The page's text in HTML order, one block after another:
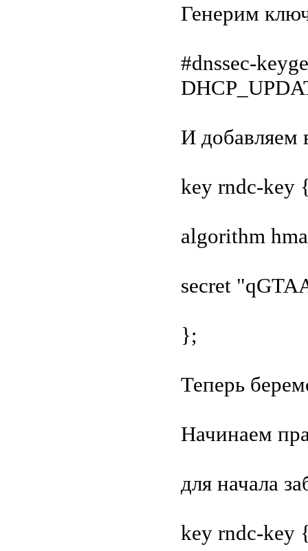
Генерим
#dnssec-
И добавляем
key rndc-key
algorithm
secret
};
Теперь
Начинаем
для начала
key rndc-key